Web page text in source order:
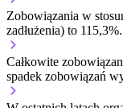
Zobowiązania w
zadłużenia) to 115,3%.
Całkowite
spadek zobowiązań